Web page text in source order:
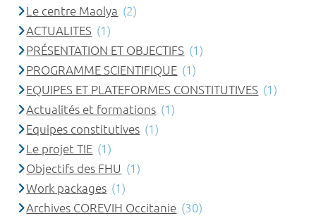
Le centre Maolya (2)
ACTUALITES (1)
PRÉSENTATION ET OBJECTIFS (1)
PROGRAMME SCIENTIFIQUE (1)
EQUIPES ET PLATEFORMES CONSTITUTIVES (1)
Actualités et formations (1)
Equipes constitutives (1)
Le projet TIE (1)
Objectifs des FHU (1)
Work packages (1)
Archives COREVIH Occitanie (30)